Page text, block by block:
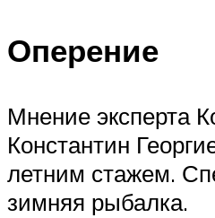
Оперение
Мнение эксперта
Константин
летним стажем.
зимняя рыбалка.